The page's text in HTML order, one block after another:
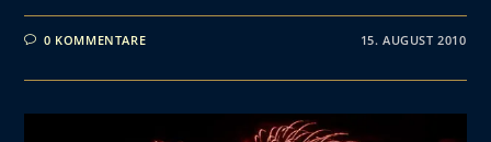
0 KOMMENTARE 15. AUGUST 2010